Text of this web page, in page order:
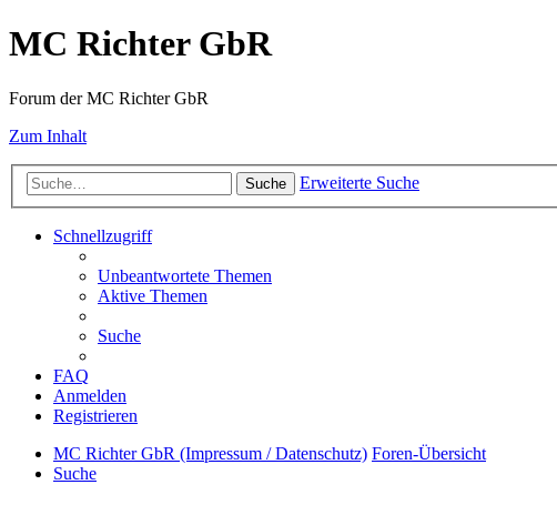
MC Richter GbR
Forum der MC Richter GbR
Zum Inhalt
Suche Erweiterte Suche
Schnellzugriff
Unbeantwortete Themen
Aktive Themen
Suche
FAQ
Anmelden
Registrieren
MC Richter GbR (Impressum / Datenschutz) Foren-Übersicht
Suche